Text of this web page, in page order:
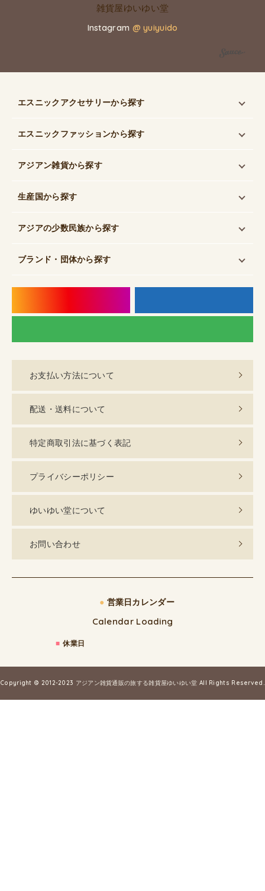
Instagram @ yuiyuido
エスニックアクセサリーから探す
エスニックファッションから探す
アジアン雑貨から探す
生産国から探す
アジアの少数民族から探す
ブランド・団体から探す
お支払い方法について
配送・送料について
特定商取引法に基づく表記
プライバシーポリシー
ゆいゆい堂について
お問い合わせ
● 営業日カレンダー
Calendar Loading
■ 休業日
Copyright © 2012-2023 アジアン雑貨通販の旅する雑貨屋ゆいゆい堂 All Rights Reserved.